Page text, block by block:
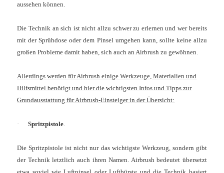
aussehen können.
Die Technik an sich ist nicht allzu schwer zu erlernen und wer bereits
mit der Sprühdose oder dem Pinsel umgehen kann, sollte keine allzu
großen Probleme damit haben, sich auch an Airbrush zu gewöhnen.
Allerdings werden für Airbrush einige Werkzeuge, Materialien und
Hilfsmittel benötigt und hier die wichtigsten Infos und Tipps zur
Grundausstattung für Airbrush-Einsteiger in der Übersicht:
· Spritzpistole.
Die Spritzpistole ist nicht nur das wichtigste Werkzeug, sondern gibt
der Technik letztlich auch ihren Namen. Airbrush bedeutet übersetzt